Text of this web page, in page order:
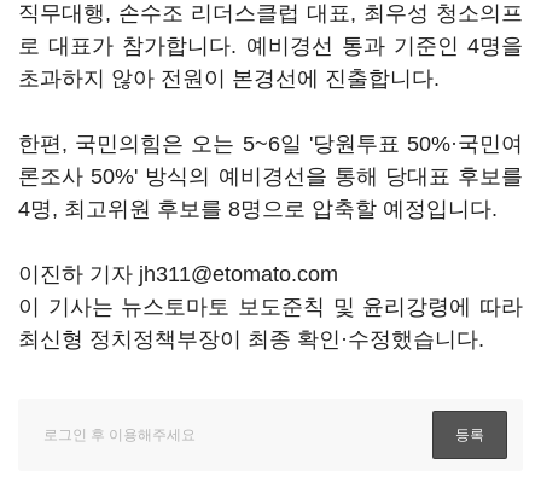
직무대행, 손수조 리더스클럽 대표, 최우성 청소의프
로 대표가 참가합니다. 예비경선 통과 기준인 4명을
초과하지 않아 전원이 본경선에 진출합니다.
한편, 국민의힘은 오는 5~6일 '당원투표 50%·국민여
론조사 50%' 방식의 예비경선을 통해 당대표 후보를
4명, 최고위원 후보를 8명으로 압축할 예정입니다.
이진하 기자 jh311@etomato.com
이 기사는 뉴스토마토 보도준칙 및 윤리강령에 따라
최신형 정치정책부장이 최종 확인·수정했습니다.